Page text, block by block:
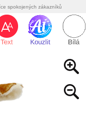
spokojených zákazníků
čína, barvy s certifikáty
technologie
do 24h
žádný zprostředkovatel
spokojených zákazníků